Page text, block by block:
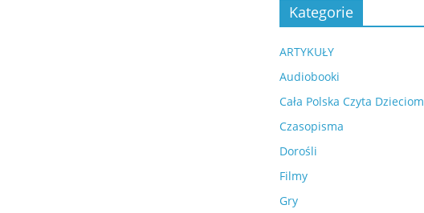
Kategorie
ARTYKUŁY
Audiobooki
Cała Polska Czyta Dzieciom
Czasopisma
Dorośli
Filmy
Gry